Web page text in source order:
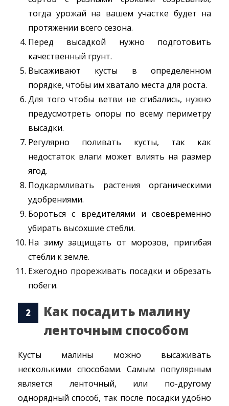
тогда урожай на вашем участке будет на
протяжении всего сезона.
Перед высадкой нужно подготовить
качественный грунт.
Высаживают кусты в определенном
порядке, чтобы им хватало места для роста.
Для того чтобы ветви не сгибались, нужно
предусмотреть опоры по всему периметру
высадки.
Регулярно поливать кусты, так как
недостаток влаги может влиять на размер
ягод.
Подкармливать растения органическими
удобрениями.
Бороться с вредителями и своевременно
убирать высохшие стебли.
На зиму защищать от морозов, пригибая
стебли к земле.
Ежегодно прореживать посадки и обрезать
побеги.
Как посадить малину
ленточным способом
Кусты малины можно высаживать
несколькими способами. Самым популярным
является ленточный, или по-другому
однорядный способ, так после посадки удобно